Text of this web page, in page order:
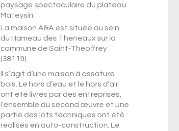
paysage spectaculaire du plateau
Mateysin.
La maison A&A est située au sein
du Hameau des Theneaux sur la
commune de Saint-Theoffrey
(38119).
Il s’agit d’une maison à ossature
bois. Le hors d’eau et le hors d’air
ont été livrés par des entreprises,
l’ensemble du second œuvre et une
partie des lots techniques ont été
réalisés en auto-construction. Le